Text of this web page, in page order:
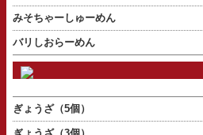
みそちゃーしゅーめん
バリしおらーめん
ぎょうざ（5個）